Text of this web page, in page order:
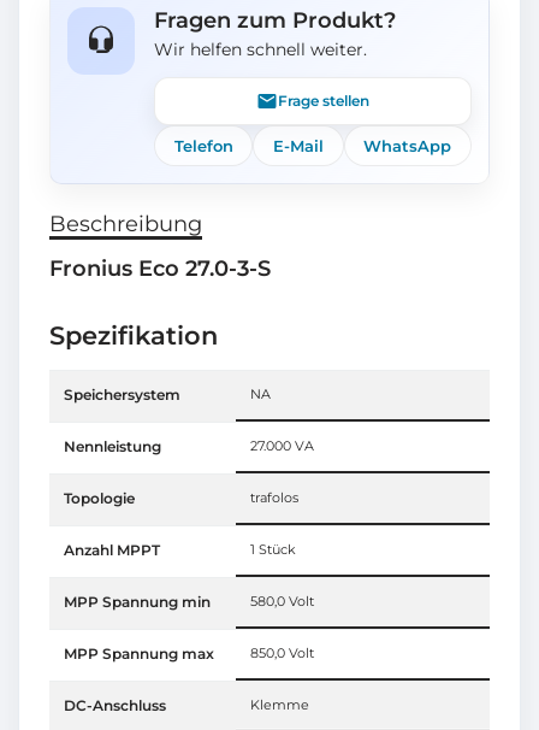
Fragen zum Produkt?
Wir helfen schnell weiter.
Frage stellen
Telefon E-Mail WhatsApp
Beschreibung
Fronius Eco 27.0-3-S
Spezifikation
Speichersystem NA
Nennleistung 27.000 VA
Topologie trafolos
Anzahl MPPT 1 Stück
MPP Spannung min 580,0 Volt
MPP Spannung max 850,0 Volt
DC-Anschluss Klemme